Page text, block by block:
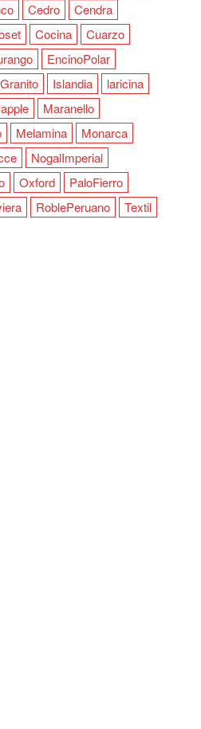
Cedro
Cendra
Cocina
Cuarzo
EncinoPolar
Granito Islandia
laricina
Maranello
Melamina
Monarca
NogalImperial
Oxford
PaloFierro
RoblePeruano
Textil